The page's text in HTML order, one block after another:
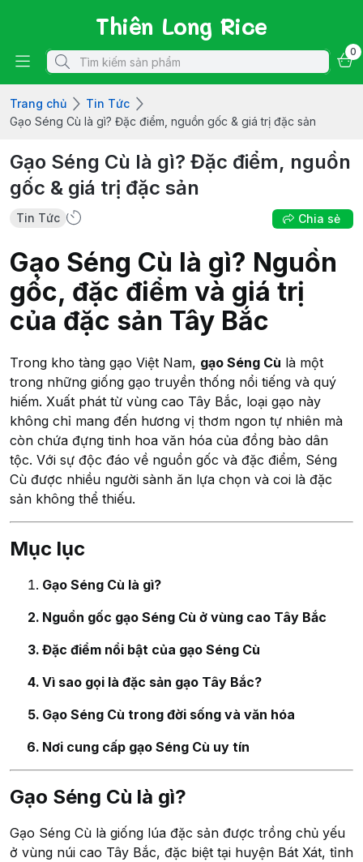
Thiên Long Rice
0
Trang chủ
Tin Tức
Gạo Séng Cù là gì? Đặc điểm, nguồn gốc & giá trị đặc sản
Gạo Séng Cù là gì? Đặc điểm, nguồn
gốc & giá trị đặc sản
Tin Tức Chia sẻ
Gạo Séng Cù là gì? Nguồn
gốc, đặc điểm và giá trị
của đặc sản Tây Bắc
Trong kho tàng gạo Việt Nam, gạo Séng Cù là một
trong những giống gạo truyền thống nổi tiếng và quý
hiếm. Xuất phát từ vùng cao Tây Bắc, loại gạo này
không chỉ mang đến hương vị thơm ngon tự nhiên mà
còn chứa đựng tinh hoa văn hóa của đồng bào dân
tộc. Với sự độc đáo về nguồn gốc và đặc điểm, Séng
Cù được nhiều người sành ăn lựa chọn và coi là đặc
sản không thể thiếu.
Mục lục
Gạo Séng Cù là gì?
Nguồn gốc gạo Séng Cù ở vùng cao Tây Bắc
Đặc điểm nổi bật của gạo Séng Cù
Vì sao gọi là đặc sản gạo Tây Bắc?
Gạo Séng Cù trong đời sống và văn hóa
Nơi cung cấp gạo Séng Cù uy tín
Gạo Séng Cù là gì?
Gạo Séng Cù là giống lúa đặc sản được trồng chủ yếu
ở vùng núi cao Tây Bắc, đặc biệt tại huyện Bát Xát, tỉnh